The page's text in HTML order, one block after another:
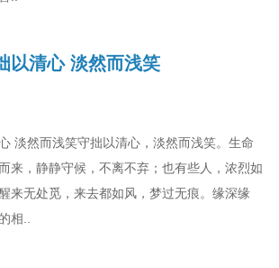
以清心 淡然而浅笑
淡然而浅笑守拙以清心，淡然而浅笑。生命
来，静静守候，不离不弃；也有些人，浓烈如
来无处觅，来去都如风，梦过无痕。缘深缘
相..